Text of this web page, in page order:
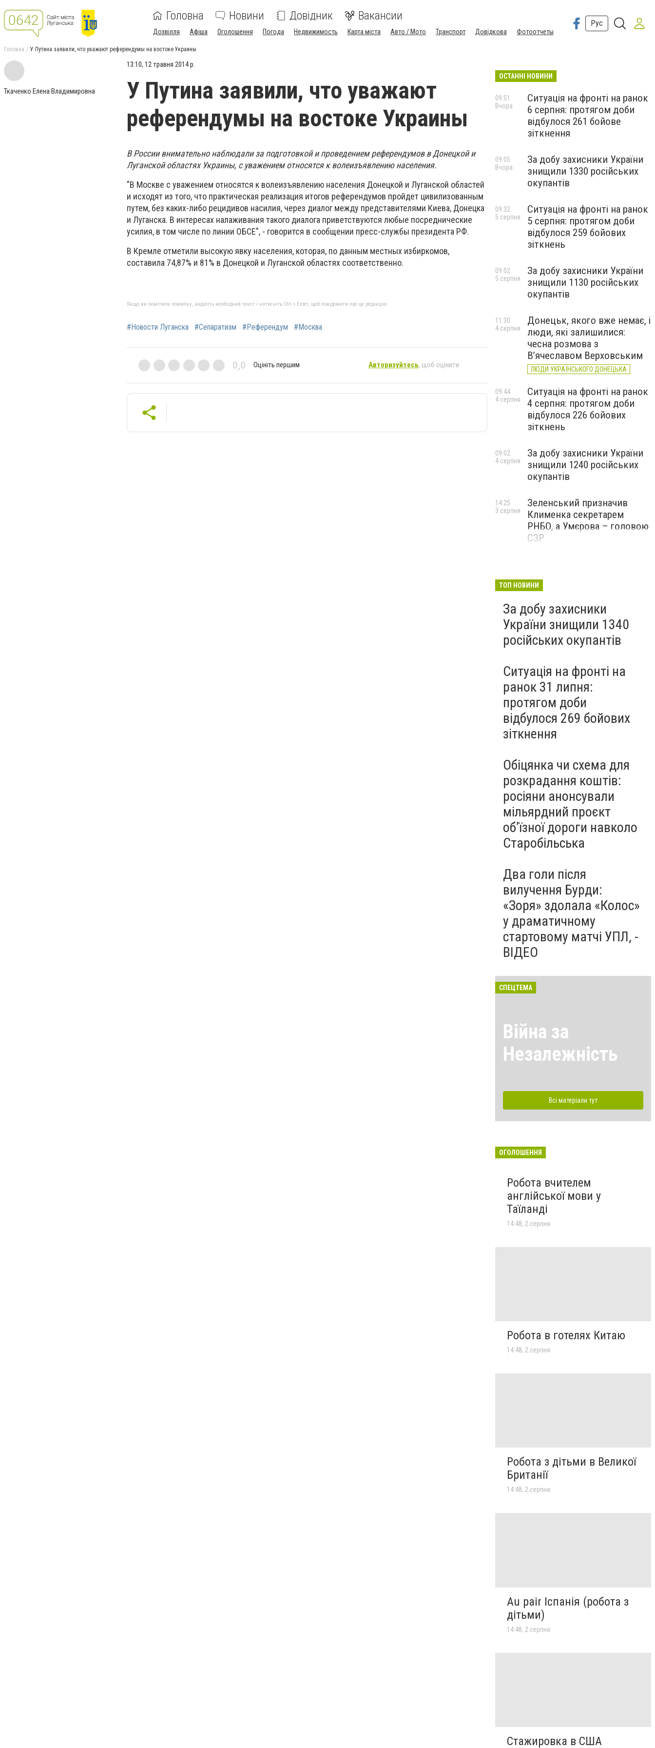
Головна Новини Довідник Вакансии
Дозвілля Афіша Оголошення Погода Недвижимость Карта міста Авто / Мото Транспорт Довідкова Фотоотчеты
Рус
Головна У Путина заявили, что уважают референдумы на востоке Украины
Ткаченко Елена Владимировна
13:10, 12 травня 2014 р.
У Путина заявили, что уважают
референдумы на востоке Украины
В России внимательно наблюдали за подготовкой и проведением референдумов в Донецкой и
Луганской областях Украины, с уважением относятся к волеизъявлению населения.
"В Москве с уважением относятся к волеизъявлению населения Донецкой и Луганской областей
и исходят из того, что практическая реализация итогов референдумов пройдет цивилизованным
путем, без каких-либо рецидивов насилия, через диалог между представителями Киева, Донецка
и Луганска. В интересах налаживания такого диалога приветствуются любые посреднические
усилия, в том числе по линии ОБСЕ", - говорится в сообщении пресс-службы президента РФ.
В Кремле отметили высокую явку населения, которая, по данным местных избиркомов,
составила 74,87% и 81% в Донецкой и Луганской областях соответственно.
Якщо ви помітили помилку, виділіть необхідний текст і натисніть Ctrl + Enter, щоб повідомити про це редакцію
#Новости Луганска #Сепаратизм #Референдум #Москва
0,0 Оцініть першим Авторизуйтесь, щоб оцінити
ОСТАННІ НОВИНИ
Ситуація на фронті на ранок
6 серпня: протягом доби
відбулося 261 бойове
зіткнення
09:51
Вчора
За добу захисники України
знищили 1330 російських
окупантів
09:05
Вчора
Ситуація на фронті на ранок
5 серпня: протягом доби
відбулося 259 бойових
зіткнень
09:32
5 серпня
За добу захисники України
знищили 1130 російських
окупантів
09:02
5 серпня
Донецьк, якого вже немає, і
люди, які залишилися:
чесна розмова з
В’ячеславом Верховським
ЛЮДИ УКРАЇНСЬКОГО ДОНЕЦЬКА
11:30
4 серпня
Ситуація на фронті на ранок
4 серпня: протягом доби
відбулося 226 бойових
зіткнень
09:44
4 серпня
За добу захисники України
знищили 1240 російських
окупантів
09:02
4 серпня
Зеленський призначив
Клименка секретарем
РНБО, а Умєрова – головою
СЗР
14:25
3 серпня
ТОП НОВИНИ
За добу захисники
України знищили 1340
російських окупантів
Ситуація на фронті на
ранок 31 липня:
протягом доби
відбулося 269 бойових
зіткнення
Обіцянка чи схема для
розкрадання коштів:
росіяни анонсували
мільярдний проєкт
об’їзної дороги навколо
Старобільська
Два голи після
вилучення Бурди:
«Зоря» здолала «Колос»
у драматичному
стартовому матчі УПЛ, -
ВІДЕО
СПЕЦТЕМА
Війна за
Незалежність
Всі матеріали тут
ОГОЛОШЕННЯ
Робота вчителем
англійської мови у
Таїланді
14:48, 2 серпня
Робота в готелях Китаю
14:48, 2 серпня
Робота з дітьми в Великої
Британії
14:48, 2 серпня
Au pair Іспанія (робота з
дітьми)
14:48, 2 серпня
Стажировка в США